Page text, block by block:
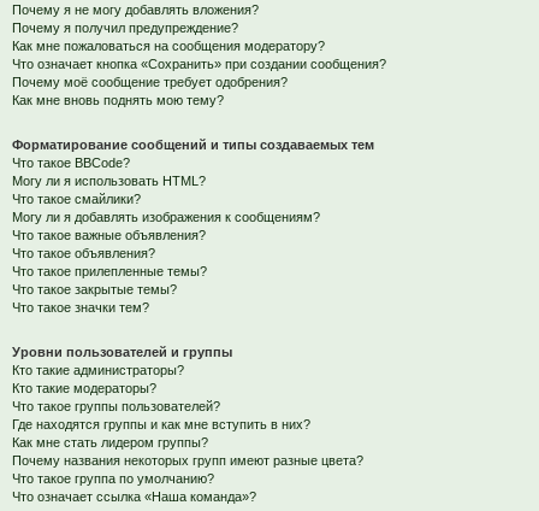
Почему я не могу добавлять вложения?
Почему я получил предупреждение?
Как мне пожаловаться на сообщения модератору?
Что означает кнопка «Сохранить» при создании сообщения?
Почему моё сообщение требует одобрения?
Как мне вновь поднять мою тему?
Форматирование сообщений и типы создаваемых тем
Что такое BBCode?
Могу ли я использовать HTML?
Что такое смайлики?
Могу ли я добавлять изображения к сообщениям?
Что такое важные объявления?
Что такое объявления?
Что такое прилепленные темы?
Что такое закрытые темы?
Что такое значки тем?
Уровни пользователей и группы
Кто такие администраторы?
Кто такие модераторы?
Что такое группы пользователей?
Где находятся группы и как мне вступить в них?
Как мне стать лидером группы?
Почему названия некоторых групп имеют разные цвета?
Что такое группа по умолчанию?
Что означает ссылка «Наша команда»?